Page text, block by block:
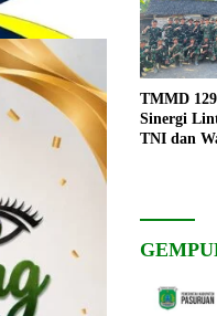
TMMD
Sinergi
TNI dan